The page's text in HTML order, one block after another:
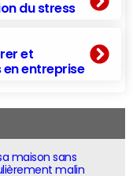
du stress
et
entreprise
maison sans
malin